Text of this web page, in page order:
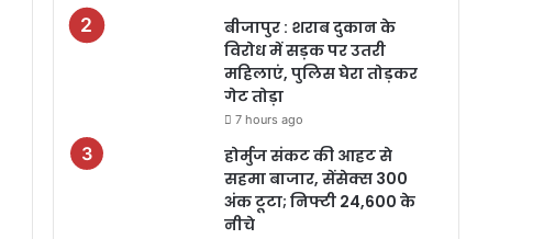
बीजापुर : शराब दुकान के
विरोध में सड़क पर उतरी
महिलाएं, पुलिस घेरा तोड़कर
गेट तोड़ा
7 hours ago
होर्मुज संकट की आहट से
सहमा बाजार, सेंसेक्स 300
अंक टूटा; निफ्टी 24,600 के
नीचे